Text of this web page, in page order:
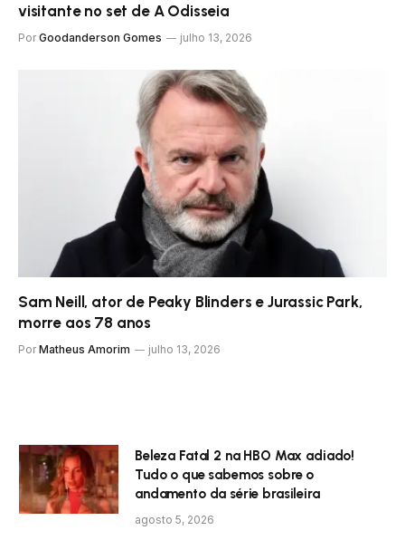
visitante no set de A Odisseia
Por Goodanderson Gomes julho 13, 2026
Sam Neill, ator de Peaky Blinders e Jurassic Park,
morre aos 78 anos
Por Matheus Amorim julho 13, 2026
Beleza Fatal 2 na HBO Max adiado!
Tudo o que sabemos sobre o
andamento da série brasileira
agosto 5, 2026